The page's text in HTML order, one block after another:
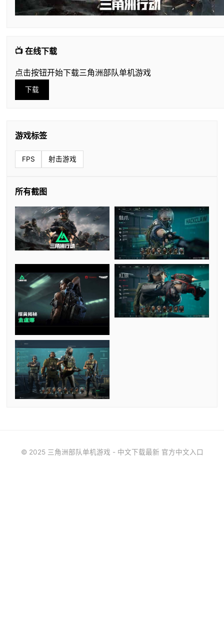
📺 在线下载
点击按钮开始下载三角洲部队单机游戏
下载
游戏标签
FPS 射击游戏
所有截图
© 2025 三角洲部队单机游戏 - 中文下载最新 官方中文入口